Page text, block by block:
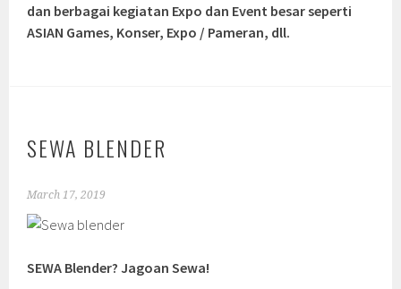
dan berbagai kegiatan Expo dan Event besar seperti
ASIAN Games, Konser, Expo / Pameran, dll.
SEWA BLENDER
March 17, 2019
SEWA Blender? Jagoan Sewa!